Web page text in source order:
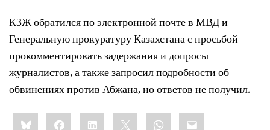
КЗЖ обратился по электронной почте в МВД и
Генеральную прокуратуру Казахстана с просьбой
прокомментировать задержания и допросы
журналистов, а также запросил подробности об
обвинениях против Абжана, но ответов не получил.
Share
this:BlueskyFacebookLinkedIn WhatsApp
Email